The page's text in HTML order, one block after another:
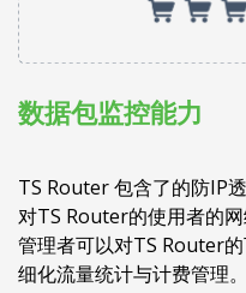
数据包监控能力
TS Router 包含了的防IP
对TS Router的使用者的
管理者可以对TS Router
细化流量统计与计费管理。